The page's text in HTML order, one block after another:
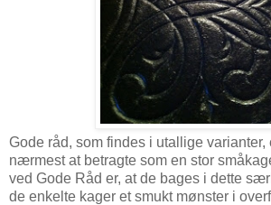
Gode råd, som findes i utallige
nærmest at betragte som en stor
ved Gode Råd er, at de bages i dette
de enkelte kager et smukt mønster i